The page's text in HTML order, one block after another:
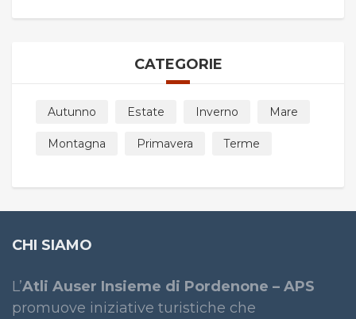
CATEGORIE
Autunno Estate Inverno Mare
Montagna Primavera Terme
CHI SIAMO
L’Atli Auser Insieme di Pordenone – APS
promuove iniziative turistiche che